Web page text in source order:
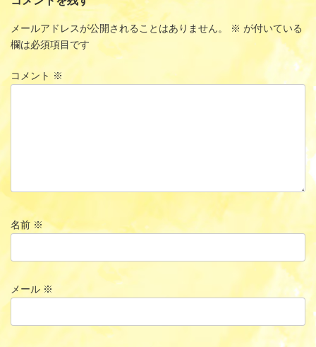
メールアドレスが公開されることはありません。 ※ が付いている
欄は必須項目です
コメント ※
名前 ※
メール ※